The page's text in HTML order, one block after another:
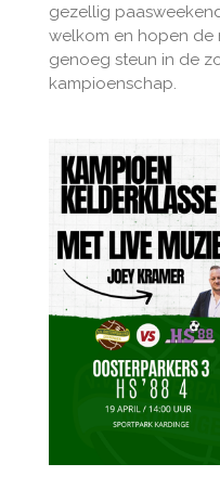
gezellig
welkom en hopen de
genoeg steun in de
kampioenschap.